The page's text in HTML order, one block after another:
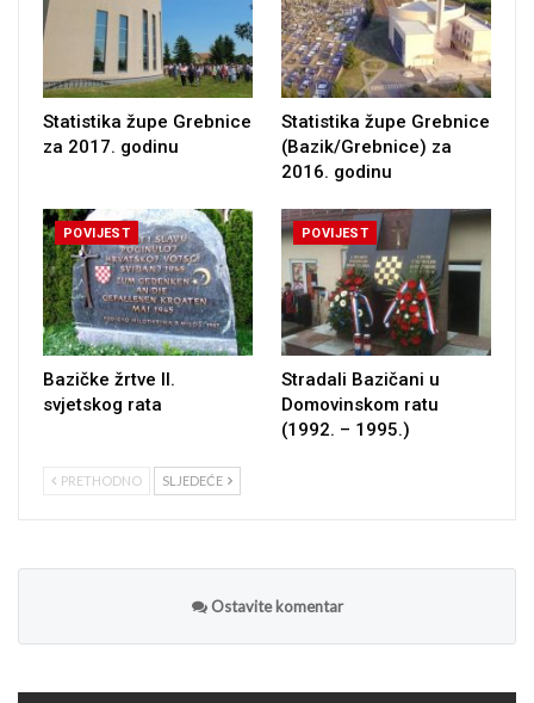
Statistika župe Grebnice
za 2017. godinu
Statistika župe Grebnice
(Bazik/Grebnice) za
2016. godinu
POVIJEST
Bazičke žrtve II.
svjetskog rata
POVIJEST
Stradali Bazičani u
Domovinskom ratu
(1992. – 1995.)
PRETHODNO SLJEDEĆE
Ostavite komentar